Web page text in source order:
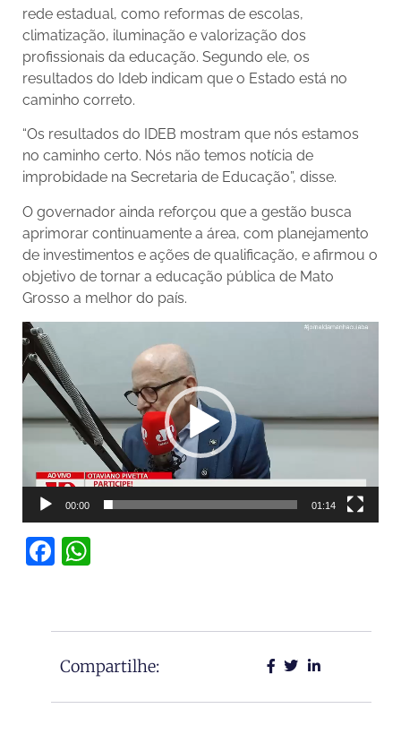
rede estadual, como reformas de escolas,
climatização, iluminação e valorização dos
profissionais da educação. Segundo ele, os
resultados do Ideb indicam que o Estado está no
caminho correto.
“Os resultados do IDEB mostram que nós estamos
no caminho certo. Nós não temos notícia de
improbidade na Secretaria de Educação”, disse.
O governador ainda reforçou que a gestão busca
aprimorar continuamente a área, com planejamento
de investimentos e ações de qualificação, e afirmou o
objetivo de tornar a educação pública de Mato
Grosso a melhor do país.
Tocador
de
vídeo
00:00 01:14
Facebook
Compartilhe: